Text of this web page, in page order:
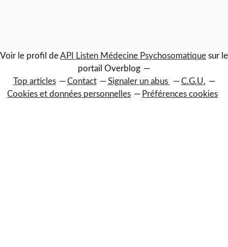
Voir le profil deAPI Listen Médecine Psychosomatique sur le
portail Overblog
Top articles
Contact Signaler un abus
C.G.U.
Cookies et données personnelles
Préférences cookies